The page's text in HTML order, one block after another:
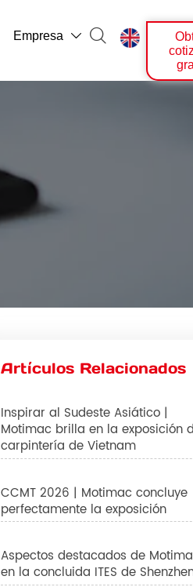
Empresa   
Artículos Relacionados
Inspirar al Sudeste Asiático |
Motimac brilla en la exposición
carpintería de Vietnam
CCMT 2026 | Motimac concluye
perfectamente la exposición
Aspectos destacados de
en la concluida ITES de